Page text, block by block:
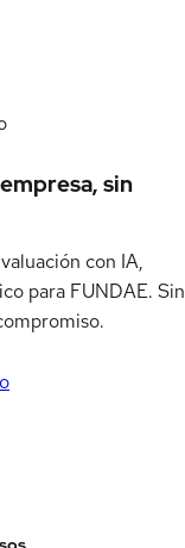
sin
con IA,
para FUNDAE. Sin